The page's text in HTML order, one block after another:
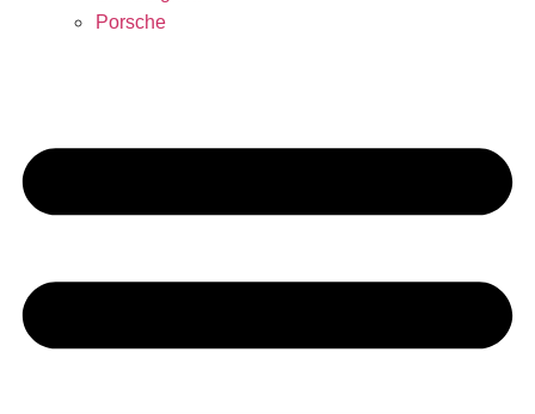
Porsche